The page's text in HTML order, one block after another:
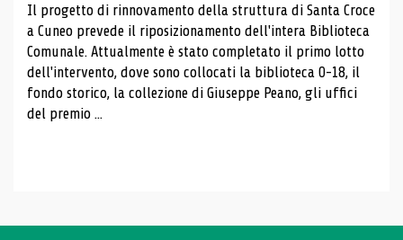
Il progetto di rinnovamento della struttura di Santa Croce
a Cuneo prevede il riposizionamento dell'intera Biblioteca
Comunale. Attualmente è stato completato il primo lotto
dell'intervento, dove sono collocati la biblioteca 0-18, il
fondo storico, la collezione di Giuseppe Peano, gli uffici
del premio ...